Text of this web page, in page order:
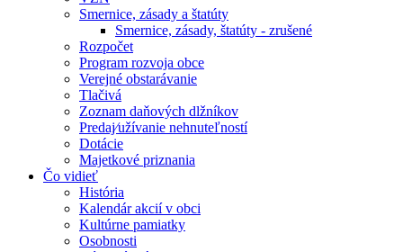
Smernice, zásady a štatúty
Smernice, zásady, štatúty - zrušené
Rozpočet
Program rozvoja obce
Verejné obstarávanie
Tlačivá
Zoznam daňových dlžníkov
Predaj⁄užívanie nehnuteľností
Dotácie
Majetkové priznania
Čo vidieť
História
Kalendár akcií v obci
Kultúrne pamiatky
Osobnosti